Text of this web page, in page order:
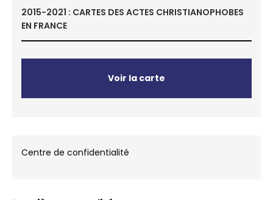
2015-2021 : CARTES DES ACTES CHRISTIANOPHOBES
EN FRANCE
Voir la carte
Centre de confidentialité